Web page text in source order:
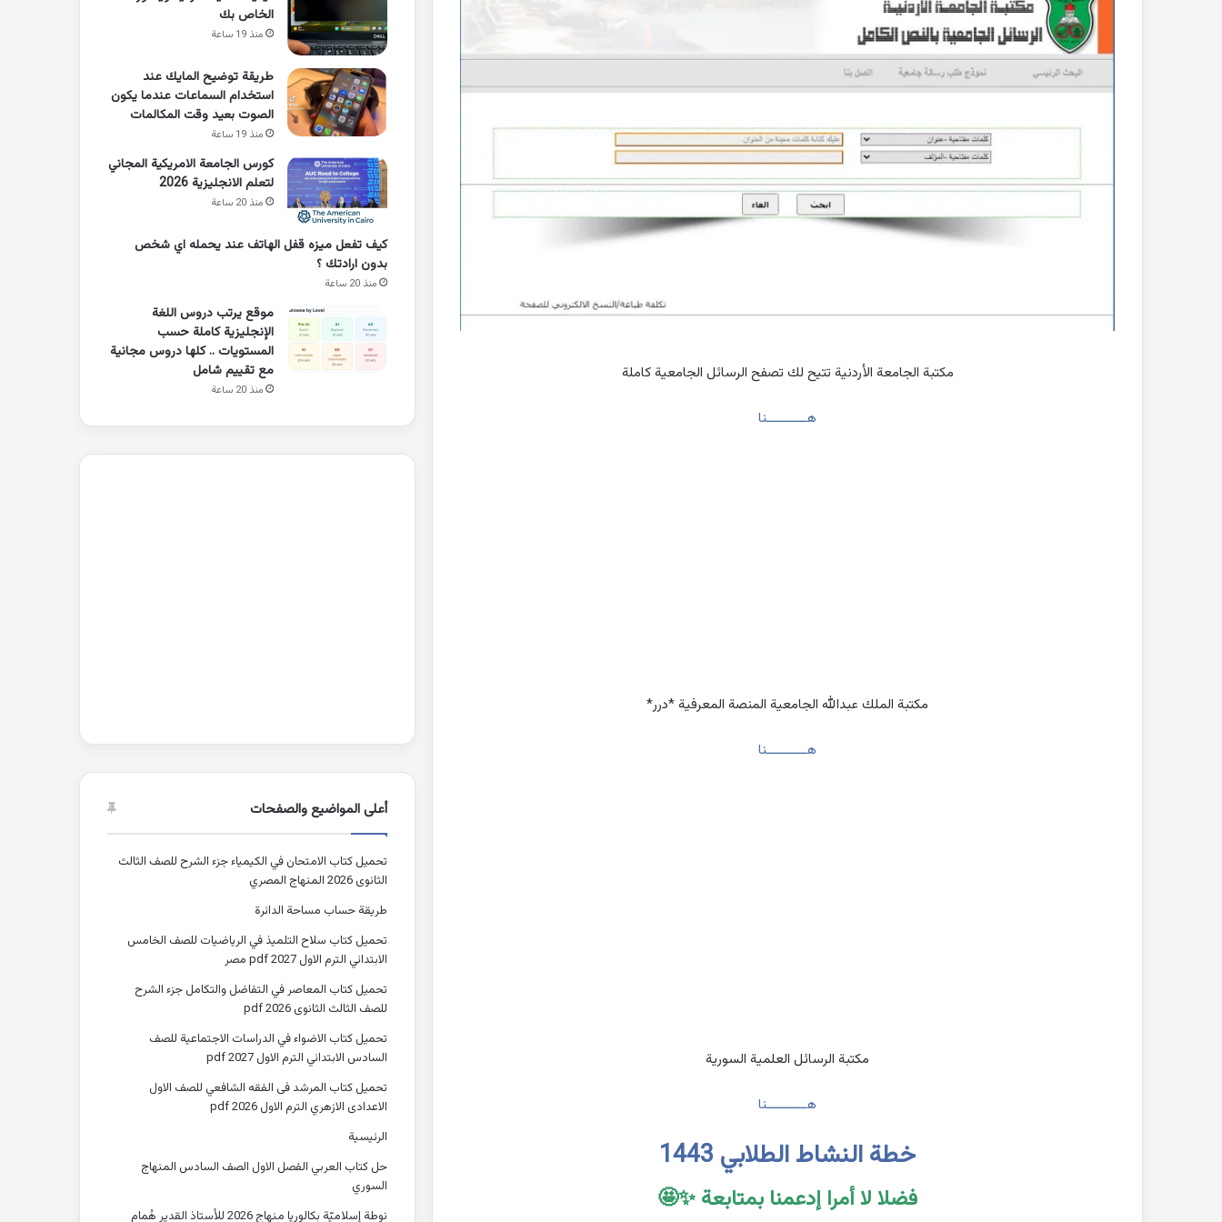
مكتبة الجامعة الأردنية تتيح لك تصفح الرسائل الجامعية كاملة
هـــــــــــنا
مكتبة الملك عبدالله الجامعية المنصة المعرفية *درر*
هـــــــــــنا
مكتبة الرسائل العلمية السورية
هـــــــــــنا
خطة النشاط الطلابي 1443
فضلا لا أمرا إدعمنا بمتابعة ✨🤩
الخاص بك
منذ 19 ساعة
طريقة توضيح المايك عند
استخدام السماعات عندما يكون
الصوت بعيد وقت المكالمات
منذ 19 ساعة
كورس الجامعة الامريكية المجاني
لتعلم الانجليزية 2026
منذ 20 ساعة
كيف تفعل ميزه قفل الهاتف عند يحمله اي شخص
بدون ارادتك ؟
منذ 20 ساعة
موقع يرتب دروس اللغة
الإنجليزية كاملة حسب
المستويات .. كلها دروس مجانية
مع تقييم شامل
منذ 20 ساعة
أعلى المواضيع والصفحات
تحميل كتاب الامتحان في الكيمياء جزء الشرح للصف الثالث
الثانوى 2026 المنهاج المصري
طريقة حساب مساحة الدائرة
تحميل كتاب سلاح التلميذ في الرياضيات للصف الخامس
الابتدائي الترم الاول 2027 pdf مصر
تحميل كتاب المعاصر في التفاضل والتكامل جزء الشرح
للصف الثالث الثانوى 2026 pdf
تحميل كتاب الاضواء في الدراسات الاجتماعية للصف
السادس الابتدائي الترم الاول 2027 pdf
تحميل كتاب المرشد فى الفقه الشافعي للصف الاول
الاعدادى الازهري الترم الاول 2026 pdf
الرئيسية
حل كتاب العربي الفصل الاول الصف السادس المنهاج
السوري
نوطة إسلاميّة بكالوريا منهاج 2026 للأستاذ القدير هُمام